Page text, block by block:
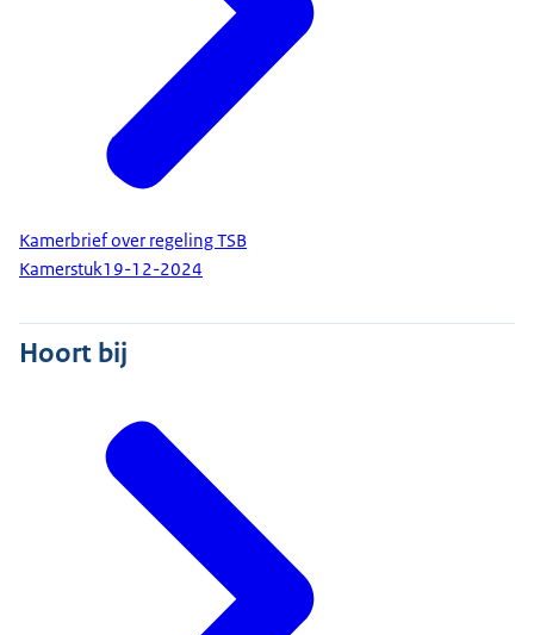
Kamerbrief over regeling TSB
Kamerstuk19-12-2024
Hoort bij